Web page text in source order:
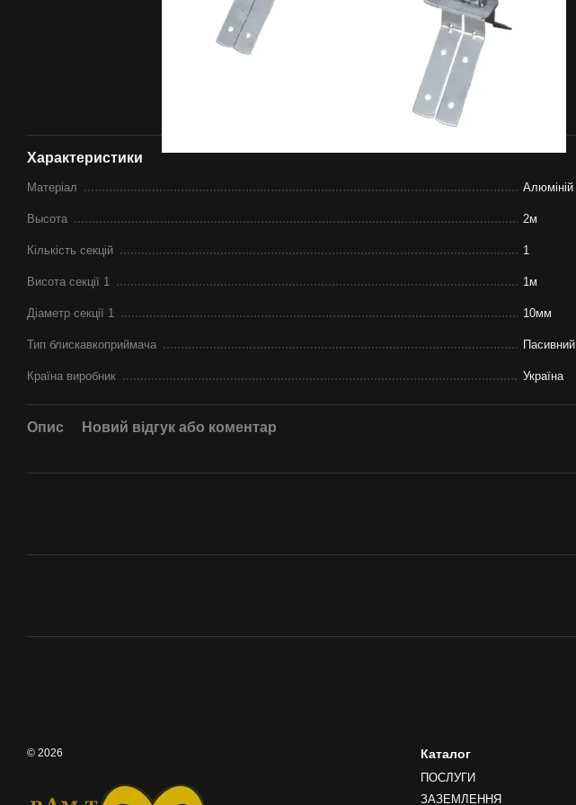
Характеристики
Матеріал Алюміній
Высота 2м
Кількість секцій 1
Висота секції 1 1м
Діаметр секції 1 10мм
Тип блискавкоприймача Пасивний
Країна виробник Україна
Опис Новий відгук або коментар
© 2026 Каталог
ПОСЛУГИ
ЗАЗЕМЛЕННЯ